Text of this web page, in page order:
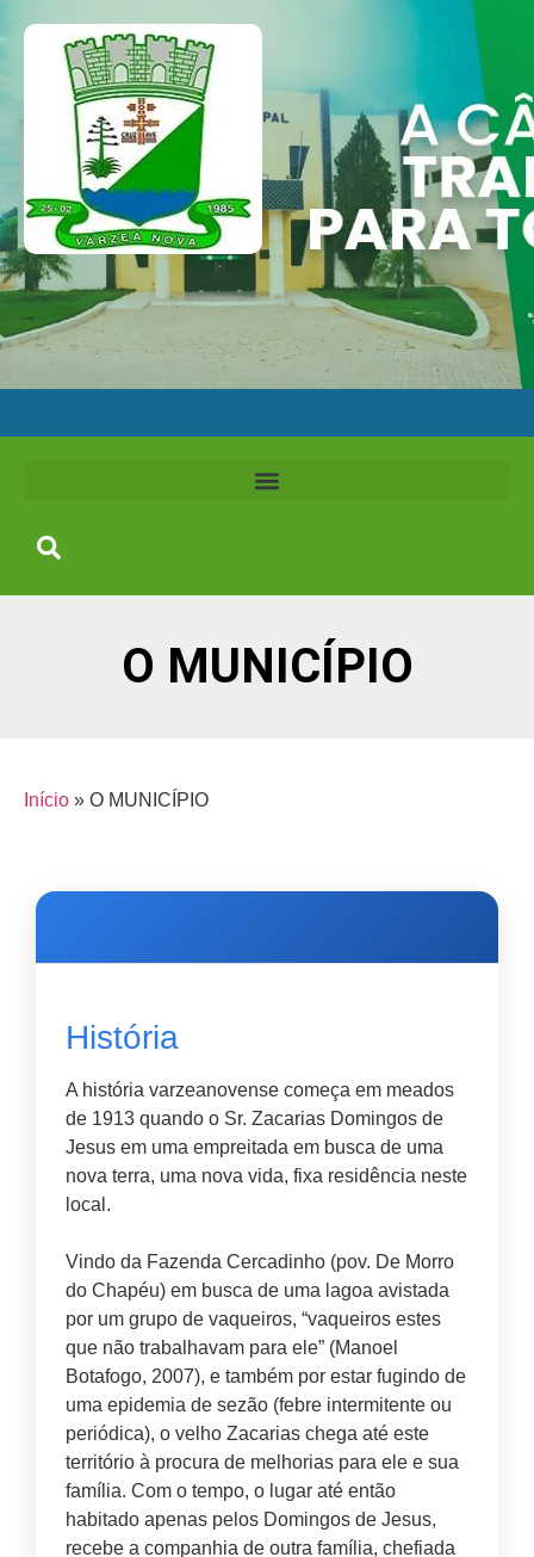
O MUNICÍPIO
Início » O MUNICÍPIO
História
A história varzeanovense começa em meados
de 1913 quando o Sr. Zacarias Domingos de
Jesus em uma empreitada em busca de uma
nova terra, uma nova vida, fixa residência neste
local.
Vindo da Fazenda Cercadinho (pov. De Morro
do Chapéu) em busca de uma lagoa avistada
por um grupo de vaqueiros, “vaqueiros estes
que não trabalhavam para ele” (Manoel
Botafogo, 2007), e também por estar fugindo de
uma epidemia de sezão (febre intermitente ou
periódica), o velho Zacarias chega até este
território à procura de melhorias para ele e sua
família. Com o tempo, o lugar até então
habitado apenas pelos Domingos de Jesus,
recebe a companhia de outra família, chefiada